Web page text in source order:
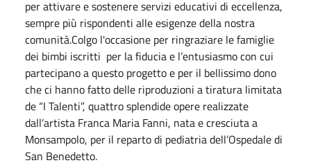
per attivare e sostenere servizi educativi di eccellenza,
sempre più rispondenti alle esigenze della nostra
comunità.Colgo l'occasione per ringraziare le famiglie
dei bimbi iscritti per la fiducia e l’entusiasmo con cui
partecipano a questo progetto e per il bellissimo dono
che ci hanno fatto delle riproduzioni a tiratura limitata
de “I Talenti”, quattro splendide opere realizzate
dall’artista Franca Maria Fanni, nata e cresciuta a
Monsampolo, per il reparto di pediatria dell’Ospedale di
San Benedetto.